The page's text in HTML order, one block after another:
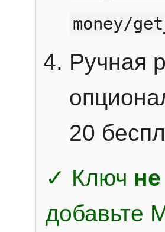
money/
Ручная
20
✓ Ключ
добавьте